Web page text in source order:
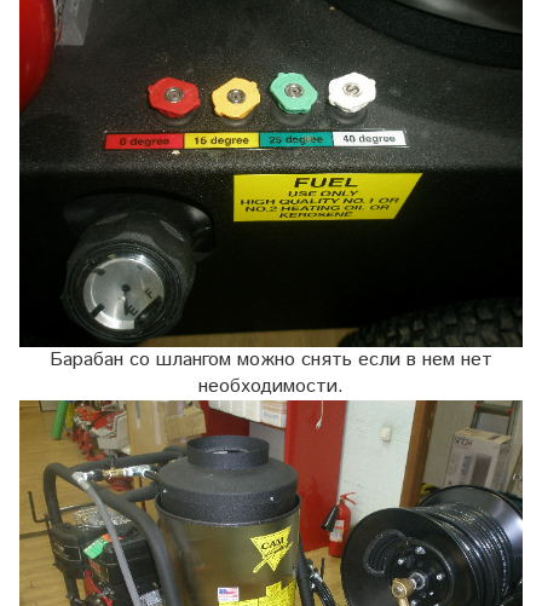
Барабан со шлангом можно снять если в нем нет
необходимости.